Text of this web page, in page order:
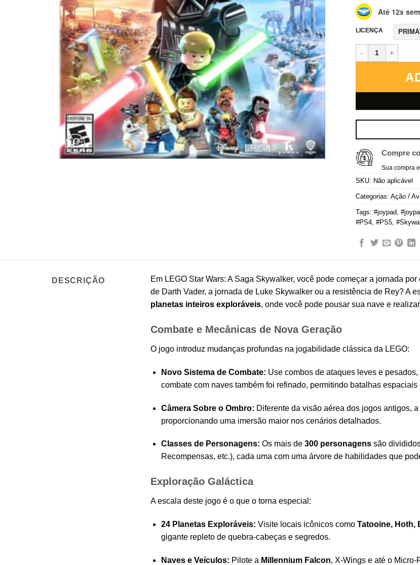
Até 12x
LICENÇA
LEGO Star Wars:
Compre
Sua compra
SKU: Não aplicável
Categorias: Ação /
Tags: #joypad
#PS4 #PS5
DESCRIÇÃO
Em LEGO Star Wars: A Saga Skywalker, você pode começar a jornada
de Darth Vader, a jornada de Luke Skywalker ou a resistência de Rey? A
planetas inteiros exploráveis, onde você pode pousar sua nave e
Combate e Mecânicas de Nova Geração
O jogo introduz mudanças profundas na jogabilidade clássica da LEGO:
Novo Sistema de Combate: Use combos de ataques leves e
combate com naves também foi refinado, permitindo batalhas
Câmera Sobre o Ombro: Diferente da visão aérea dos jogos antigos,
proporcionando uma imersão maior nos cenários detalhados.
Classes de Personagens: Os mais de 300 personagenssão
Recompensas, etc.), cada uma com uma árvore de habilidades que
Exploração Galáctica
A escala deste jogo é o que o torna especial:
24 Planetas Exploráveis: Visite locais icônicos como Tatooine, Hoth,
gigante repleto de quebra-cabeças e segredos.
Naves e Veículos: Pilote a Millennium Falcon, X-Wings e até o